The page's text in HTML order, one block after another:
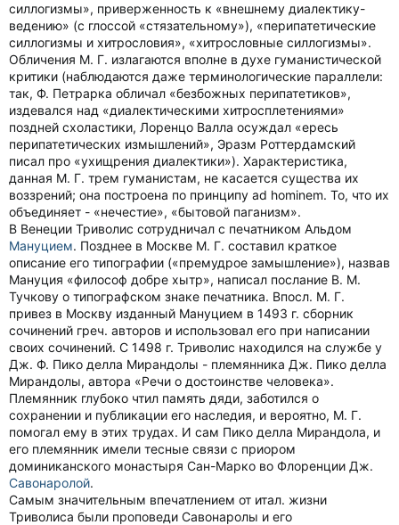
силлогизмы», приверженность к «внешнему диалектику-
ведению» (с глоссой «стязательному»), «перипатетические
силлогизмы и хитрословия», «хитрословные силлогизмы».
Обличения М. Г. излагаются вполне в духе гуманистической
критики (наблюдаются даже терминологические параллели:
так, Ф. Петрарка обличал «безбожных перипатетиков»,
издевался над «диалектическими хитросплетениями»
поздней схоластики, Лоренцо Валла осуждал «ересь
перипатетических измышлений», Эразм Роттердамский
писал про «ухищрения диалектики»). Характеристика,
данная М. Г. трем гуманистам, не касается существа их
воззрений; она построена по принципу ad hominem. То, что их
объединяет - «нечестие», «бытовой паганизм».
В Венеции Триволис сотрудничал с печатником Альдом
Мануцием. Позднее в Москве М. Г. составил краткое
описание его типографии («премудрое замышление»), назвав
Мануция «философ добре хытр», написал послание В. М.
Тучкову о типографском знаке печатника. Впосл. М. Г.
привез в Москву изданный Мануцием в 1493 г. сборник
сочинений греч. авторов и использовал его при написании
своих сочинений. С 1498 г. Триволис находился на службе у
Дж. Ф. Пико делла Мирандолы - племянника Дж. Пико делла
Мирандолы, автора «Речи о достоинстве человека».
Племянник глубоко чтил память дяди, заботился о
сохранении и публикации его наследия, и вероятно, М. Г.
помогал ему в этих трудах. И сам Пико делла Мирандола, и
его племянник имели тесные связи с приором
доминиканского монастыря Сан-Марко во Флоренции Дж.
Савонаролой.
Самым значительным впечатлением от итал. жизни
Триволиса были проповеди Савонаролы и его